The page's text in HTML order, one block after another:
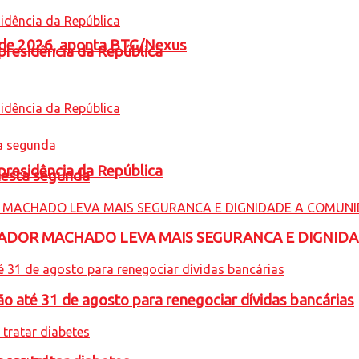
2026, aponta BTG/Nexus
da República
da República
segunda
MACHADO LEVA MAIS SEGURANCA E
até 31 de agosto para renegociar dívidas bancárias